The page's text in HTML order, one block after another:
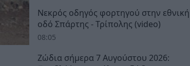
Νεκρός οδηγός φορτηγού στην εθνική
οδό Σπάρτης - Τρίπολης (video)
08:05
Ζώδια σήμερα 7 Αυγούστου 2026: